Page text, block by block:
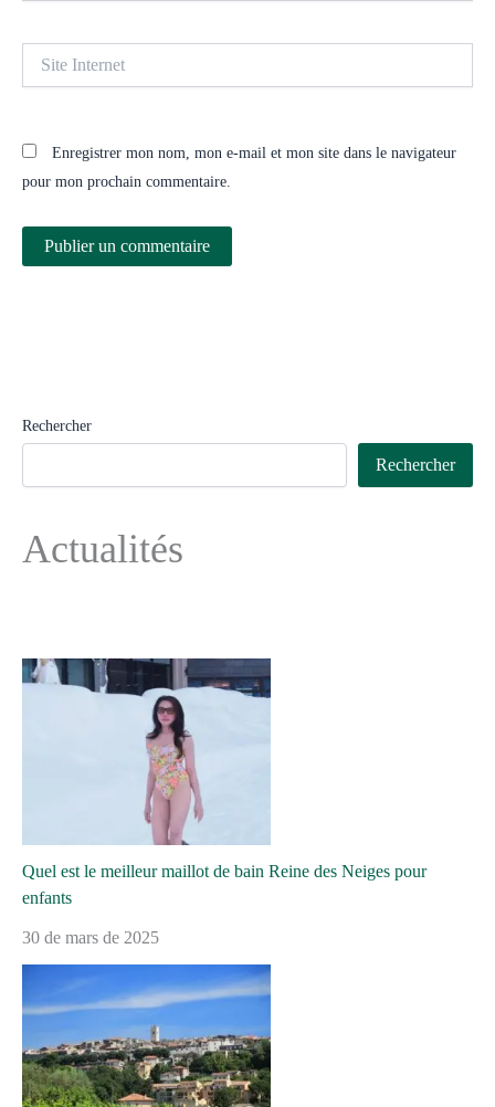
Internet
Enregistrer mon nom, mon e-mail et mon site dans le navigateur
pour mon prochain commentaire.
Rechercher
Rechercher
Actualités
Quel est le meilleur maillot de bain Reine des Neiges pour
enfants
30 de mars de 2025